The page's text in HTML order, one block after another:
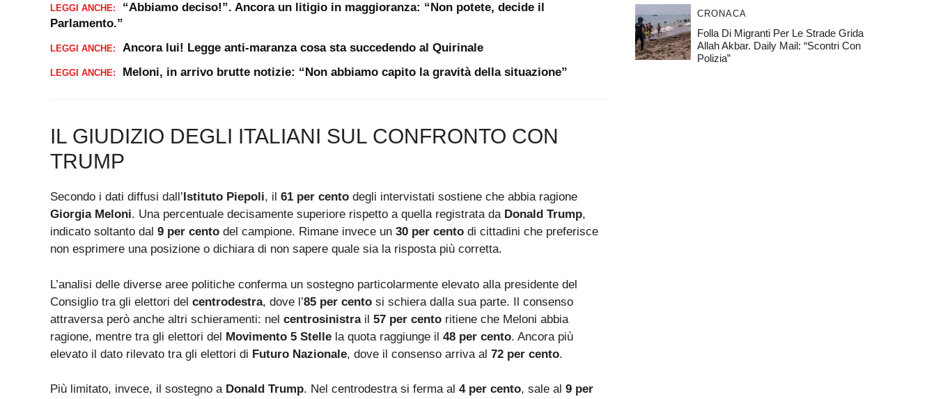
LEGGI ANCHE:
“Abbiamo deciso!”. Ancora un litigio in maggioranza: “Non potete, decide il
Parlamento.”
LEGGI ANCHE: Ancora lui! Legge anti-maranza cosa sta succedendo al Quirinale
LEGGI ANCHE: Meloni, in arrivo brutte notizie: “Non abbiamo capito la gravità della situazione”
IL GIUDIZIO DEGLI ITALIANI SUL CONFRONTO CON
TRUMP
Secondo i dati diffusi dall’Istituto Piepoli, il 61 per cento degli intervistati sostiene che abbia ragione
Giorgia Meloni. Una percentuale decisamente superiore rispetto a quella registrata da Donald Trump,
indicato soltanto dal 9 per cento del campione. Rimane invece un 30 per cento di cittadini che preferisce
non esprimere una posizione o dichiara di non sapere quale sia la risposta più corretta.
L’analisi delle diverse aree politiche conferma un sostegno particolarmente elevato alla presidente del
Consiglio tra gli elettori del centrodestra, dove l’85 per cento si schiera dalla sua parte. Il consenso
attraversa però anche altri schieramenti: nel centrosinistrail 57 per cento ritiene che Meloni abbia
ragione, mentre tra gli elettori del Movimento 5 Stelle la quota raggiunge il 48 per cento. Ancora più
elevato il dato rilevato tra gli elettori di Futuro Nazionale, dove il consenso arriva al 72 per cento.
Più limitato, invece, il sostegno a Donald Trump. Nel centrodestra si ferma al 4 per cento, sale al 9 per
CRONACA
Folla Di Migranti Per Le Strade Grida
Allah Akbar. Daily Mail: “Scontri Con
Polizia”